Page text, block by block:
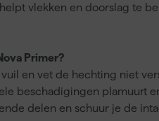
vlekken en doorslag te
Primer?
en vet de hechting niet
beschadigingen plamuurt
delen en schuur je de